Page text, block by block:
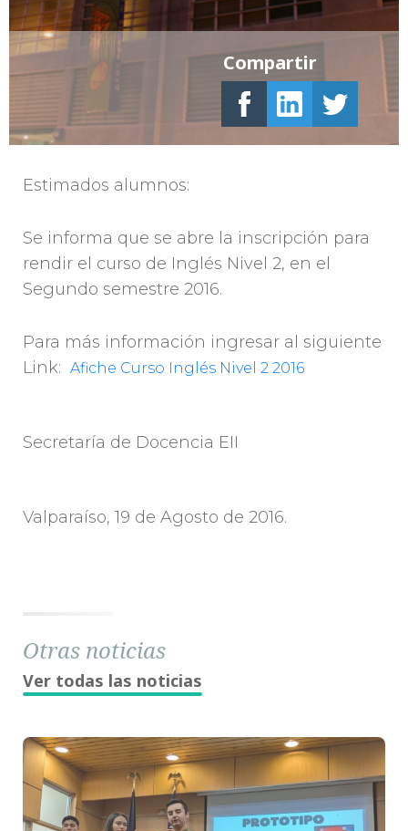
Estimados alumnos:
Se informa que se abre la inscripción para
rendir el curso de Inglés Nivel 2, en el
Segundo semestre 2016.
Para más información ingresar al siguiente
Link: Afiche Curso Inglés Nivel 2 2016
Secretaría de Docencia EII
Valparaíso, 19 de Agosto de 2016.
Compartir
Otras noticias
Ver todas las noticias